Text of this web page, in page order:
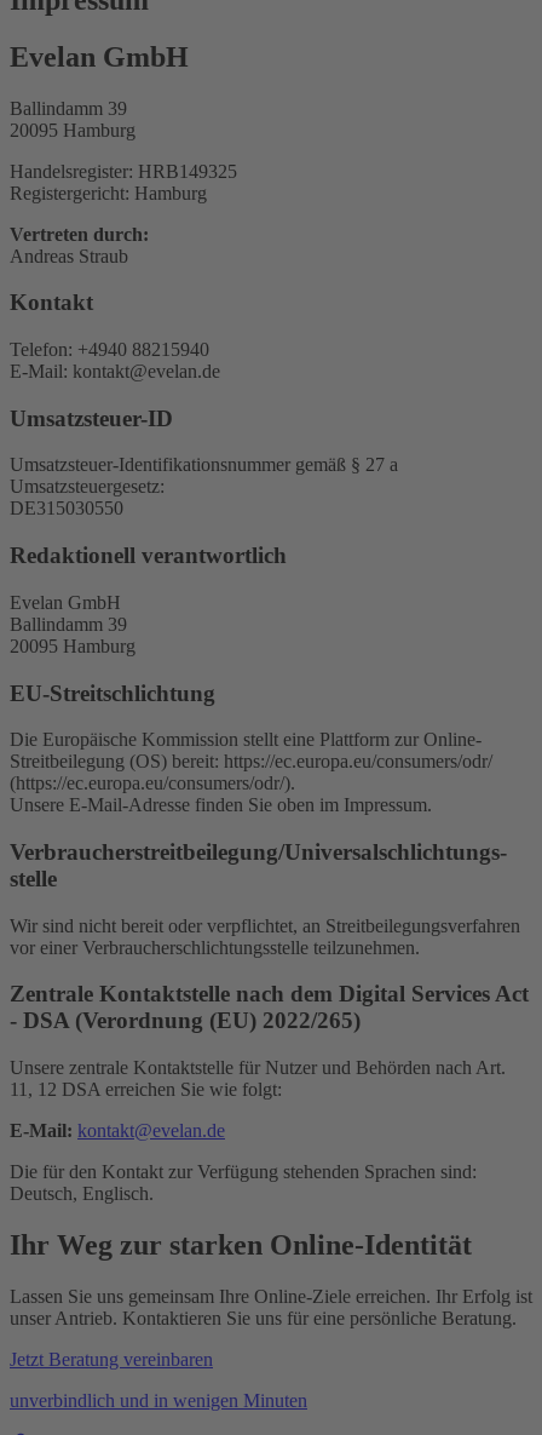
Evelan GmbH
Ballindamm 39
20095 Hamburg
Handelsregister: HRB149325
Registergericht: Hamburg
Vertreten durch:
Andreas Straub
Kontakt
Telefon: +4940 88215940
E-Mail: kontakt@evelan.de
Umsatzsteuer-ID
Umsatzsteuer-Identifikationsnummer gemäß § 27 a
Umsatzsteuergesetz:
DE315030550
Redaktionell verantwortlich
Evelan GmbH
Ballindamm 39
20095 Hamburg
EU-Streitschlichtung
Die Europäische Kommission stellt eine Plattform zur Online-
Streitbeilegung (OS) bereit: https://ec.europa.eu/consumers/odr/
(https://ec.europa.eu/consumers/odr/).
Unsere E-Mail-Adresse finden Sie oben im Impressum.
Verbraucher­streit­beilegung/Universal­schlichtungs­
stelle
Wir sind nicht bereit oder verpflichtet, an Streitbeilegungsverfahren
vor einer Verbraucherschlichtungsstelle teilzunehmen.
Zentrale Kontaktstelle nach dem Digital Services Act
- DSA (Verordnung (EU) 2022/265)
Unsere zentrale Kontaktstelle für Nutzer und Behörden nach Art.
11, 12 DSA erreichen Sie wie folgt:
E-Mail: kontakt@evelan.de
Die für den Kontakt zur Verfügung stehenden Sprachen sind:
Deutsch, Englisch.
Ihr Weg zur starken Online-Identität
Lassen Sie uns gemeinsam Ihre Online-Ziele erreichen. Ihr Erfolg ist
unser Antrieb. Kontaktieren Sie uns für eine persönliche Beratung.
Jetzt Beratung vereinbaren
unverbindlich und in wenigen Minuten